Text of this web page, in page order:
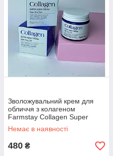
Зволожувальний крем для
обличчя з колагеном
Farmstay Collagen Super
Aqua Cream 80 мл
Немає в наявності
480 ₴